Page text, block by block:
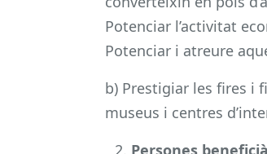
Potenciar l’activitat
Potenciar i atreure
b) Prestigiar les fires i
museus i centres
Persones